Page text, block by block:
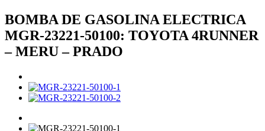
BOMBA DE GASOLINA ELECTRICA
MGR-23221-50100: TOYOTA 4RUNNER
– MERU – PRADO